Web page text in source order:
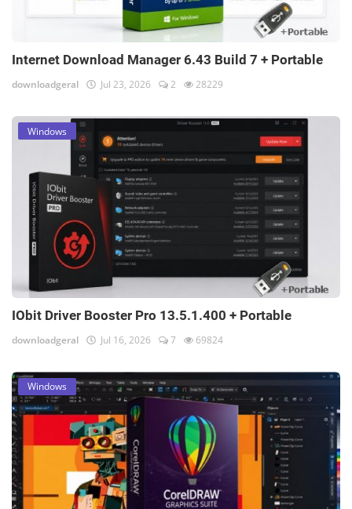
Internet Download Manager 6.43 Build 7 + Portable
downloadgeral Jul 23, 2026 2 28229
Windows
IObit Driver Booster Pro 13.5.1.400 + Portable
downloadgeral Jul 16, 2026 7 69824
Windows